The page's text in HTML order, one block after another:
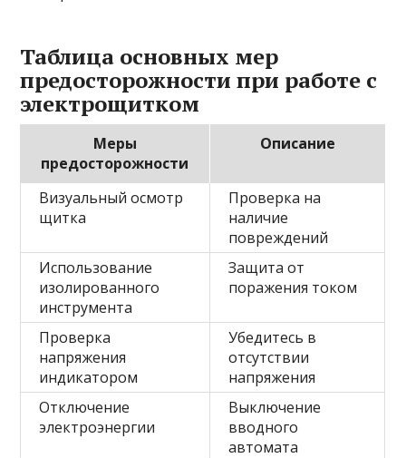
Таблица основных мер
предосторожности при работе с
электрощитком
Меры
предосторожности
Описание
Визуальный осмотр
щитка
Проверка на
наличие
повреждений
Использование
изолированного
инструмента
Защита от
поражения током
Проверка
напряжения
индикатором
Убедитесь в
отсутствии
напряжения
Отключение
электроэнергии
Выключение
вводного
автомата